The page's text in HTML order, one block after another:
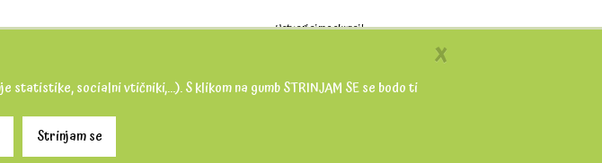
Ustvarjajmo skupaj!
X
socialni vtičniki,...). S klikom na gumb STRINJAM SE se bodo ti
Strinjam se